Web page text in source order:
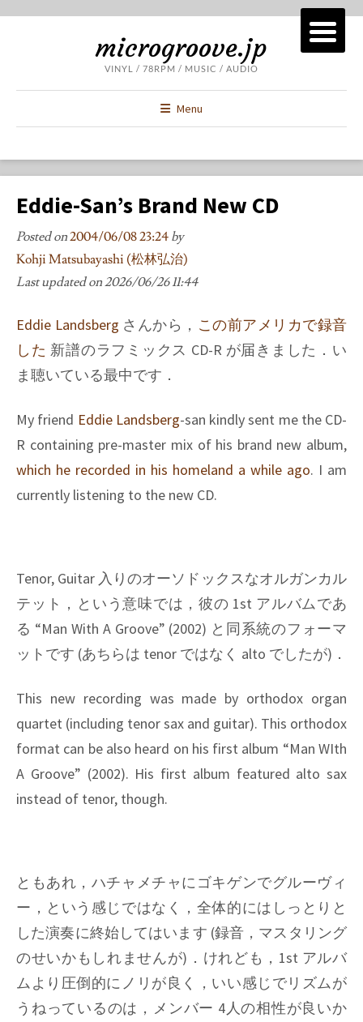
microgroove.jp
VINYL / 78RPM / MUSIC / AUDIO
Menu
Eddie-San’s Brand New CD
Posted on2004/06/08 23:24 by
Kohji Matsubayashi (松林弘治)
Last updated on2026/06/26 11:44
Eddie Landsberg さんから， この前アメリカで録音
した 新譜のラフミックス CD-R が届きました．い
ま聴いている最中です．
My friend Eddie Landsberg-san kindly sent me the CD-
R containing pre-master mix of his brand new album,
which he recorded in his homeland a while ago. I am
currently listening to the new CD.
Tenor, Guitar 入りのオーソドックスなオルガンカル
テット，という意味では，彼の 1st アルバムであ
る “Man With A Groove” (2002) と同系統のフォーマ
ットです (あちらは tenor ではなく alto でしたが)．
This new recording was made by orthodox organ
quartet (including tenor sax and guitar). This orthodox
format can be also heard on his first album “Man WIth
A Groove” (2002). His first album featured alto sax
instead of tenor, though.
ともあれ，ハチャメチャにゴキゲンでグルーヴィ
ー，という感じではなく，全体的にはしっとりと
した演奏に終始してはいます (録音，マスタリング
のせいかもしれませんが)．けれども，1st アルバ
ムより圧倒的にノリが良く，いい感じでリズムが
うねっているのは，メンバー 4人の相性が良いか